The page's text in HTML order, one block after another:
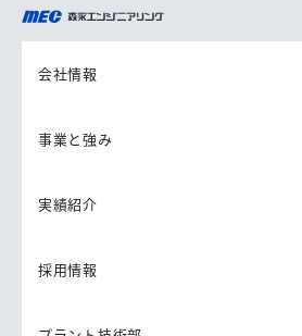
森永エンジニアリング
株式会社
会社情報
事業と強み
実績紹介
採用情報